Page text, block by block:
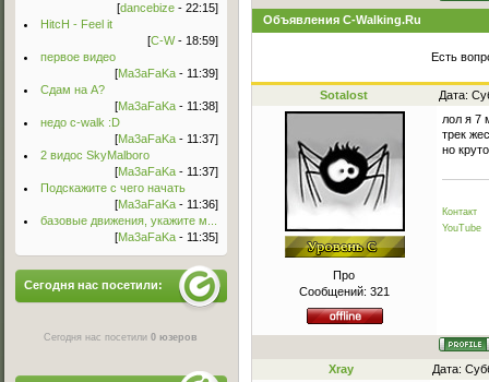
Объявления C-Walking.Ru
Есть
Sotalost Дата:
Про
Сообщений: 321
лол я 7
трек
но
Контакт
YouTube
Xray Дата:
[dancebize - 22:15]
HitcH - Feel it
[C-W- 18:59]
первое видео
[Ma3aFaKa - 11:39]
Сдам на А?
[Ma3aFaKa - 11:38]
недо c-walk :D
[Ma3aFaKa - 11:37]
2 видос SkyMalboro
[Ma3aFaKa - 11:37]
Подскажите с чего начать
[Ma3aFaKa - 11:36]
базовые движения, укажите м...
[Ma3aFaKa - 11:35]
Сегодня нас посетили:
Сегодня нас посетили0 юзеров